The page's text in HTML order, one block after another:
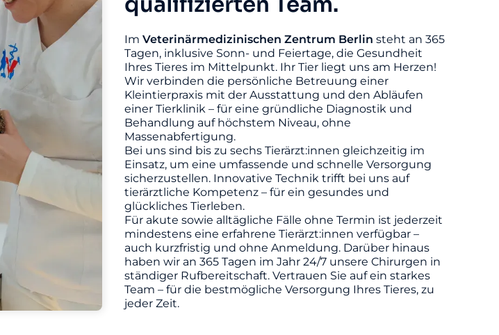
Im Veterinärmedizinischen Zentrum Berlin steht an 365
Tagen, inklusive Sonn- und Feiertage, die Gesundheit
Ihres Tieres im Mittelpunkt. Ihr Tier liegt uns am Herzen!
Wir verbinden die persönliche Betreuung einer
Kleintierpraxis mit der Ausstattung und den Abläufen
einer Tierklinik – für eine gründliche Diagnostik und
Behandlung auf höchstem Niveau, ohne
Massenabfertigung.
Bei uns sind bis zu sechs Tierärzt:innen gleichzeitig im
Einsatz, um eine umfassende und schnelle Versorgung
sicherzustellen. Innovative Technik trifft bei uns auf
tierärztliche Kompetenz – für ein gesundes und
glückliches Tierleben.
Für akute sowie alltägliche Fälle ohne Termin ist jederzeit
mindestens eine erfahrene Tierärzt:innen verfügbar –
auch kurzfristig und ohne Anmeldung. Darüber hinaus
haben wir an 365 Tagen im Jahr 24/7 unsere Chirurgen in
ständiger Rufbereitschaft. Vertrauen Sie auf ein starkes
Team – für die bestmögliche Versorgung Ihres Tieres, zu
jeder Zeit.